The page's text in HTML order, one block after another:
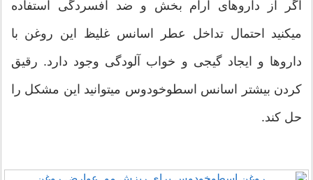
اگر از داروهای آرام بخش و ضد افسردگی استفاده
میکنید احتمال تداخل عطر اسانس غلیظ این روغن با
داروها و ایجاد گیجی و خواب آلودگی وجود دارد. رقیق
کردن بیشتر اسانس اسطوخودوس میتوانید این مشکل را
حل کند.